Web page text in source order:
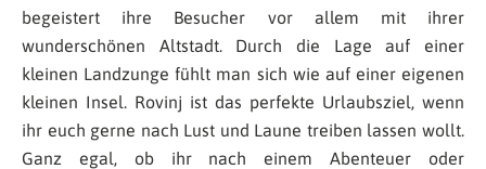
begeistert ihre Besucher vor allem mit ihrer
wunderschönen Altstadt. Durch die Lage auf einer
kleinen Landzunge fühlt man sich wie auf einer eigenen
kleinen Insel. Rovinj ist das perfekte Urlaubsziel, wenn
ihr euch gerne nach Lust und Laune treiben lassen wollt.
Ganz egal, ob ihr nach einem Abenteuer oder